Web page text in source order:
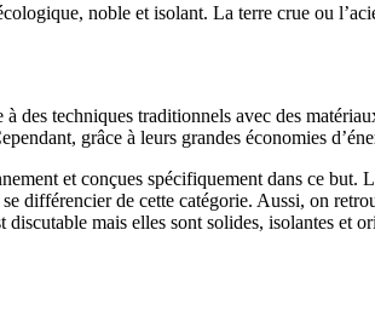
noble et isolant. La terre crue ou
techniques traditionnels avec des
grâce à leurs grandes économies
et conçues spécifiquement dans ce but.
différencier de cette catégorie. Aussi, on
mais elles sont solides, isolantes et